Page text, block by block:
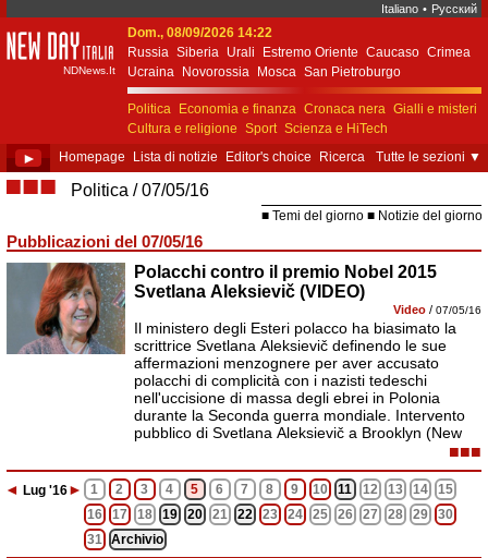
Italiano • Русский
New Day Italia
NDNews.It
Dom., 08/09/2026 14:22
Russia Siberia Urali Estremo Oriente Caucaso Crimea
Ucraina
Novorossia Mosca San Pietroburgo
Ekaterinburgo Kiev Simferopol
Sebastopoli
Politica
Economia e finanza Cronaca nera Gialli e misteri
Cultura e religione Sport Scienza e HiTech
Costume e società
Unione Europea
► Homepage Lista di notizie Editor's choice Ricerca Tutte le sezioni ▼
■■■ Politica 07/05/16
Temi del giorno Notizie del giorno
Pubblicazioni del 07/05/16
Polacchi contro il premio Nobel 2015
Svetlana Aleksievič (VIDEO)
Video / 07/05/16
Il ministero degli Esteri polacco ha biasimato la
scrittrice Svetlana Aleksievič definendo le sue
affermazioni menzognere per aver accusato
polacchi di complicità con i nazisti tedeschi
nell'uccisione di massa degli ebrei in Polonia
durante la Seconda guerra mondiale. Intervento
pubblico di Svetlana Aleksievič a Brooklyn (New
■■■
◄ Lug '16► 1 2 3 4 5 6 7 8 9 10 11 12 13 14
15
16
17 18 19 20 21 22 23 24 25 26 27 28 29
30
31
Archivio